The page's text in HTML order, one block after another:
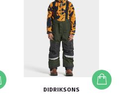
DIDRIKSONS